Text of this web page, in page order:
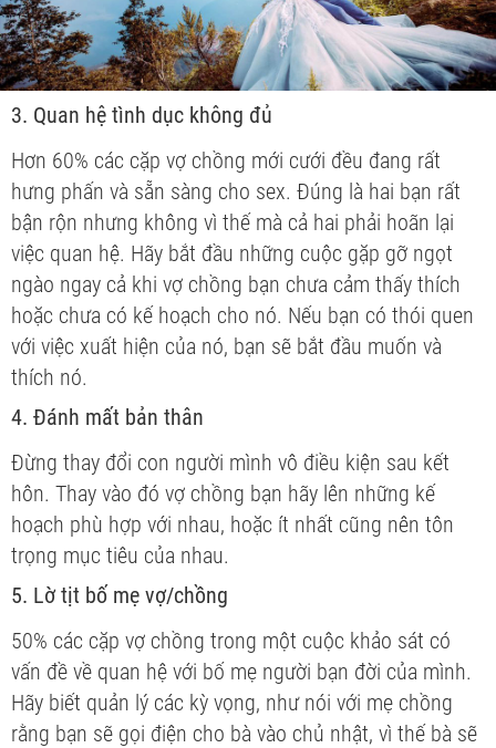
3. Quan hệ tình dục không đủ
Hơn 60% các cặp vợ chồng mới cưới đều đang rất
hưng phấn và sẵn sàng cho sex. Đúng là hai bạn rất
bận rộn nhưng không vì thế mà cả hai phải hoãn lại
việc quan hệ. Hãy bắt đầu những cuộc gặp gỡ ngọt
ngào ngay cả khi vợ chồng bạn chưa cảm thấy thích
hoặc chưa có kế hoạch cho nó. Nếu bạn có thói quen
với việc xuất hiện của nó, bạn sẽ bắt đầu muốn và
thích nó.
4. Đánh mất bản thân
Đừng thay đổi con người mình vô điều kiện sau kết
hôn. Thay vào đó vợ chồng bạn hãy lên những kế
hoạch phù hợp với nhau, hoặc ít nhất cũng nên tôn
trọng mục tiêu của nhau.
5. Lờ tịt bố mẹ vợ/chồng
50% các cặp vợ chồng trong một cuộc khảo sát có
vấn đề về quan hệ với bố mẹ người bạn đời của mình.
Hãy biết quản lý các kỳ vọng, như nói với mẹ chồng
rằng bạn sẽ gọi điện cho bà vào chủ nhật, vì thế bà sẽ